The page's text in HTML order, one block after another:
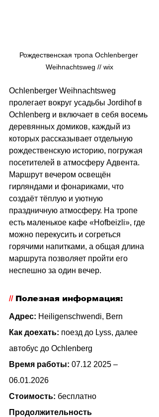
Рождественская тропа Ochlenberger
Weihnachtsweg // wix
Ochlenberger Weihnachtsweg
пролегает вокруг усадьбы Jordihof в
Ochlenberg и включает в себя восемь
деревянных домиков, каждый из
которых рассказывает отдельную
рождественскую историю, погружая
посетителей в атмосферу Адвента.
Маршрут вечером освещён
гирляндами и фонариками, что
создаёт тёплую и уютную
праздничную атмосферу. На тропе
есть маленькое кафе «Hofbeizli», где
можно перекусить и согреться
горячими напитками, а общая длина
маршрута позволяет пройти его
неспешно за один вечер.
// Полезная информация:
Адрес: Heiligenschwendi, Bern
Как доехать: поезд до Lyss, далее
автобус до Ochlenberg
Время работы: 07.12 2025 –
06.01.2026
Стоимость: бесплатно
Продолжительность